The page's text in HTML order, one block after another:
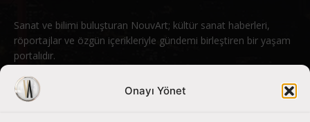
Onayı Yönet
Sanat ve bilimi buluşturan NouvArt; kültür sanat haberleri,
röportajlar ve özgün içerikleriyle gündemi birleştiren bir yaşam
portalıdır.
Bizimle iletişime geçin: info@nouvart.net